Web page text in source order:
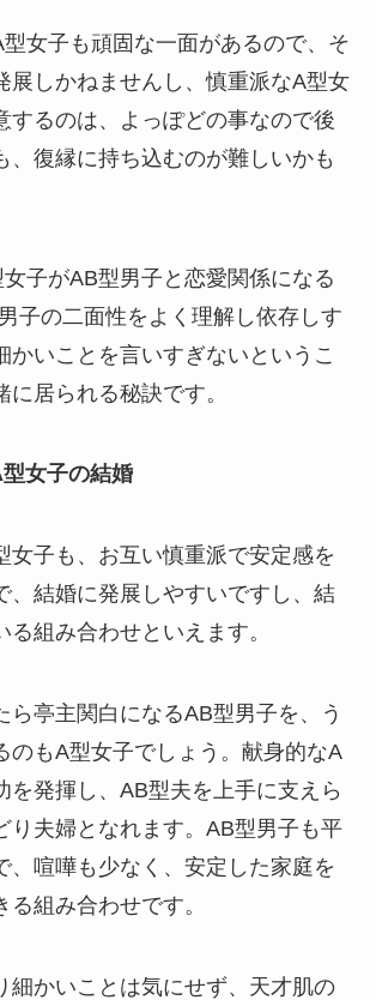
女子も頑固な一面があるので、そ
展しかねませんし、慎重派なA型女
するのは、よっぽどの事なので後
、復縁に持ち込むのが難しいかも
子がAB型男子と恋愛関係になる
子の二面性をよく理解し依存しす
かいことを言いすぎないというこ
に居られる秘訣です。
女子の結婚
女子も、お互い慎重派で安定感を
、結婚に発展しやすいですし、結
る組み合わせといえます。
ら亭主関白になるAB型男子を、う
のもA型女子でしょう。献身的なA
を発揮し、AB型夫を上手に支えら
り夫婦となれます。AB型男子も平
、喧嘩も少なく、安定した家庭を
組み合わせです。
細かいことは気にせず、天才肌の